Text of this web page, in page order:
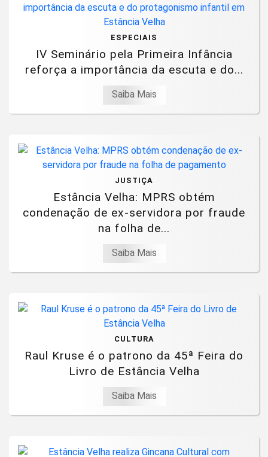
ESPECIAIS
IV Seminário pela Primeira Infância
reforça a importância da escuta e do...
Saiba Mais
JUSTIÇA
Estância Velha: MPRS obtém
condenação de ex-servidora por fraude
na folha de...
Saiba Mais
CULTURA
Raul Kruse é o patrono da 45ª Feira do
Livro de Estância Velha
Saiba Mais